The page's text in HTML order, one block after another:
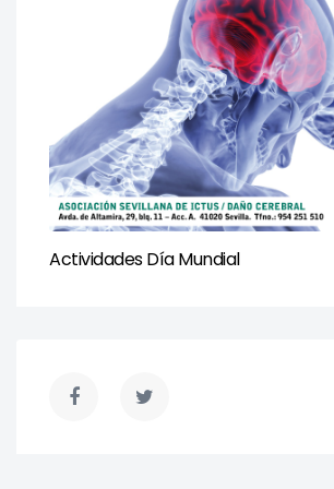
Actividades Día Mundial